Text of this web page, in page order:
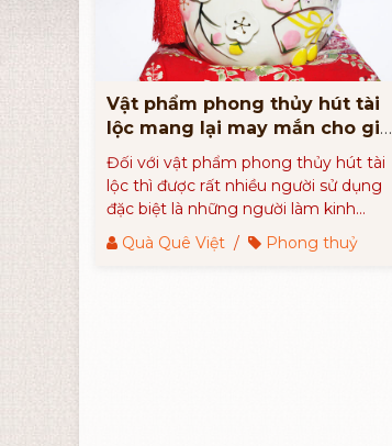
Vật phẩm phong thủy hút tài
lộc mang lại may mắn cho gia
chủ
Đối với vật phẩm phong thủy hút tài
lộc thì được rất nhiều người sử dụng
đặc biệt là những người làm kinh
doanh. Vật phẩm phong thủy hút tài
lộc sẽ mang lại may mắn, bình an và
Quà Quê Việt / Phong thuỷ